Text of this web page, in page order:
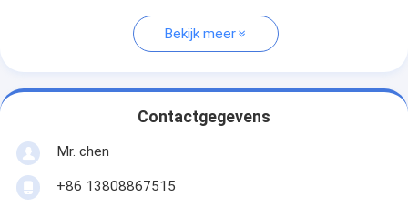
Bekijk meer
Contactgegevens
Mr. chen
+86 13808867515